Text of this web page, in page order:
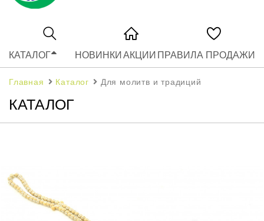
КАТАЛОГ НОВИНКИ АКЦИИ ПРАВИЛА ПРОДАЖИ
Главная Каталог Для молитв и традиций
КАТАЛОГ